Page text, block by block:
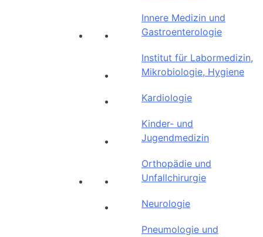
Innere Medizin und
Gastroenterologie
Institut für Labormedizin,
Mikrobiologie, Hygiene
Kardiologie
Kinder- und
Jugendmedizin
Orthopädie und
Unfallchirurgie
Neurologie
Pneumologie und